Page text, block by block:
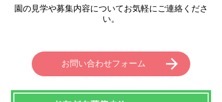
園の見学や募集内容についてお気軽にご連絡くださ
い。
お問い合わせフォーム